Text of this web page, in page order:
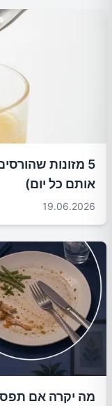
5 מזונות
אותם כל יום)
19.06.2026
מה יקרה אם תפסיקו לאכול 3